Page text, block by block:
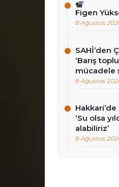
Figen
8 Ağustos
SAHİ’den
‘Barış
mücadele
8 Ağustos
‘Su olsa
alabiliriz’
8 Ağustos